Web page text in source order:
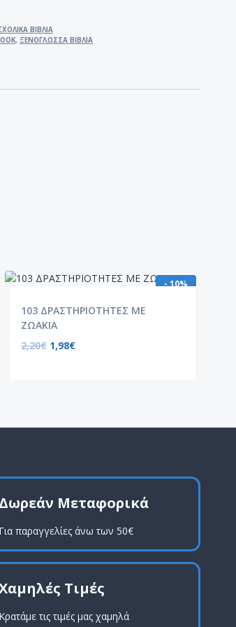
ΒΙΒΛΙΑ
, ΞΕΝΟΓΛΩΣΣΑ ΒΙΒΛΙΑ
- 10%
103 ΔΡΑΣΤΗΡΙΟΤΗΤΕΣ ΜΕ
ΖΩΑΚΙΑ
2,20€ 1,98€
Δωρεάν Μεταφορικά
Για παραγγελίες άνω των 50€
Τιμές
Κρατάμε τις τιμές μας χαμηλά